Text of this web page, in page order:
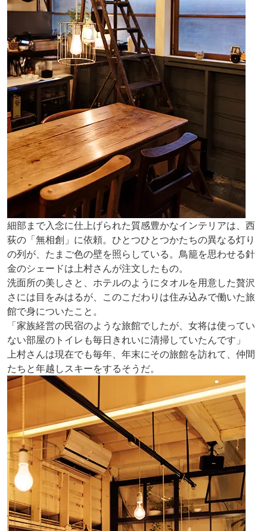
細部まで入念に仕上げられた質感豊かなインテリアは、西
荻の「無相創」に依頼。ひとつひとつかたちの異なる灯り
の列が、たまご色の壁を照らしている。鳥籠を思わせる針
金のシェードは上村さんが注文したもの。
洗面所の美しさと、ホテルのようにタオルを用意した贅沢
さには目をみはるが、このこだわりは住み込みで働いた旅
館で身についたこと。
「家族経営の民宿のような旅館でしたが、女将は使ってい
ない部屋のトイレも毎日きれいに清掃していたんです」
上村さんは現在でも毎年、年末にその旅館を訪れて、仲間
たちと年越しスキーをするそうだ。